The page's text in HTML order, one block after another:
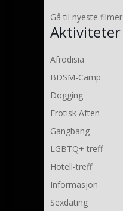
Gå til nyeste filmer
Aktiviteter
Afrodisia
BDSM-Camp
Dogging
Erotisk Aften
Gangbang
LGBTQ+ treff
Hotell-treff
Informasjon
Sexdating